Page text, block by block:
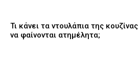
Τι κάνει τα ντουλάπια της κουζίνας
να φαίνονται ατημέλητα;